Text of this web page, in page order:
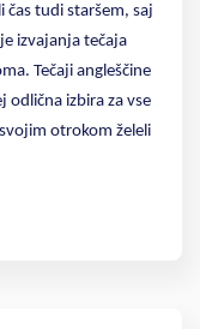
čas tudi staršem, saj
izvajanja tečaja
Tečaji angleščine
odlična izbira za vse
otrokom želeli